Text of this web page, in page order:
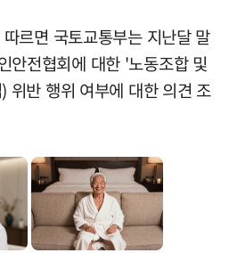
르면 국토교통부는 지난달 말
안전협회에 대한 '노동조합 및
위반 행위 여부에 대한 의견 조